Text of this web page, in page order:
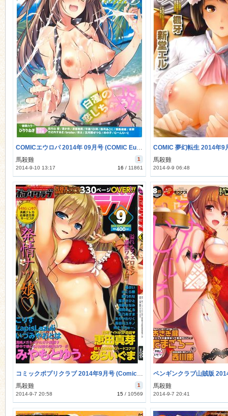
COMICエウロパ 2014年 09月号 (COMIC Europa 2014-09)
1
馬殺雞
16 / 11861
2014-9-10 13:17
馬殺雞
2014-9-9 06:48
コミックポプリクラブ 2014年9月号 (Comic Potpourri Club 2014-09)
1
馬殺雞
15/ 10569
2014-9-7 20:58
馬殺雞
2014-9-7 20:41